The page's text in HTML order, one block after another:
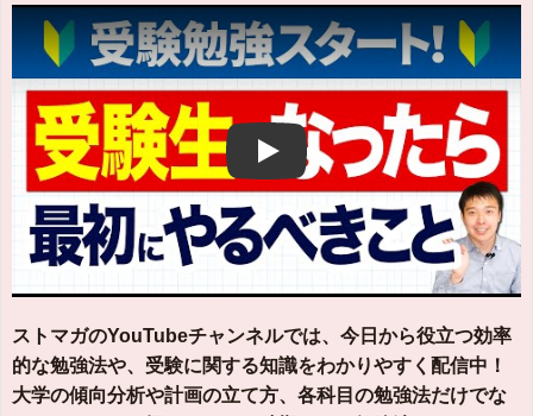
Play
ストマガのYouTubeチャンネルでは、今日から役立つ効率
的な勉強法や、受験に関する知識をわかりやすく配信中！
大学の傾向分析や計画の立て方、各科目の勉強法だけでな